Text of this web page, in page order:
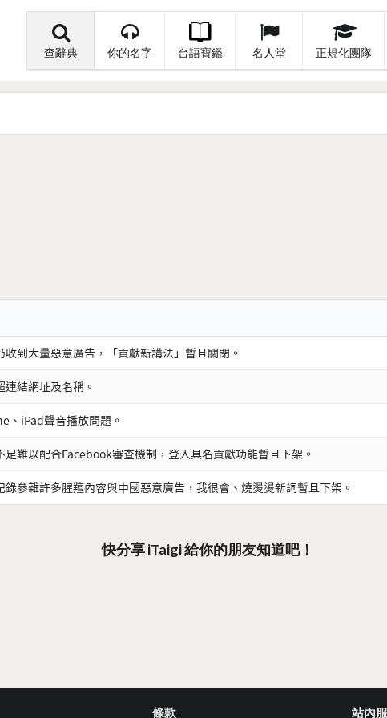
查辭典 你的名字 台語寶鑑 名人堂 正規化團隊
收到大量惡意廣告，「貢獻新講法」暫且關閉。
連結網址及名稱。
、iPad聲音播放問題。
足難以配合Facebook審查機制，登入具名貢獻功能暫且下架。
錄參雜許多腥羶內容與中國惡意廣告，我很會、燒燙燙新詞暫且下架。
快分享 iTaigi 給你的朋友知道吧！
條款 站內